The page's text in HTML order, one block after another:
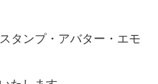
タンプ・アバター・エモ